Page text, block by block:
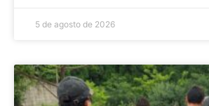
5 de agosto de 2026